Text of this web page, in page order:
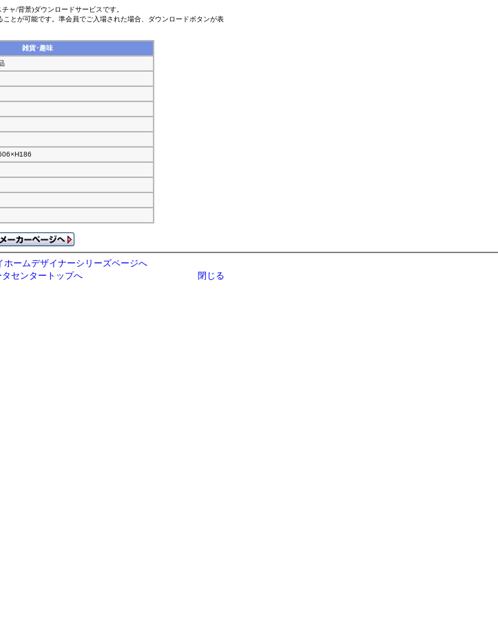
ャ/背景)ダウンロードサービスです。
とが可能です。準会員でご入場された場合、ダウンロードボタンが表
雑貨･趣味
ホームデザイナーシリーズページへ
センタートップへ
閉じる